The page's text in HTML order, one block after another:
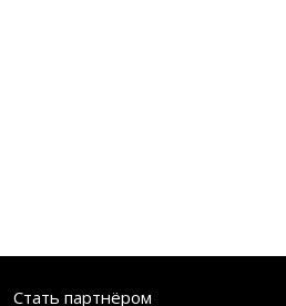
Стать партнёром